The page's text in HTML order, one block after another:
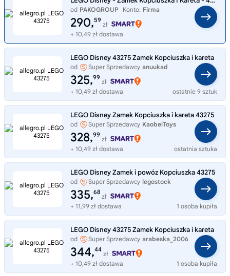
od PAKOGROUP Konto: Firma
290,59
zł
+ 10,49 zł dostawa
LEGO Disney 43275 Zamek Kopciuszka i kareta
od Super Sprzedawcy anuukad
325,99
zł
+ 10,49 zł dostawa
ostatnie 9 sztuk
LEGO Disney Zamek Kopciuszka i kareta 43275
od Super Sprzedawcy KaobeiToys
328,99
zł
+ 10,49 zł dostawa
ostatnia sztuka
LEGO Disney Zamek i powóz Kopciuszka 43275
od Super Sprzedawcy legostock
335,68
zł
+ 11,99 zł dostawa
1 osoba kupiła
LEGO Disney 43275 Zamek Kopciuszka i kareta
od Super Sprzedawcy arabeska_2006
344,44
zł
+ 10,49 zł dostawa
1 osoba kupiła